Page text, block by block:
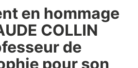
en hommage
COLLIN
de
pour son